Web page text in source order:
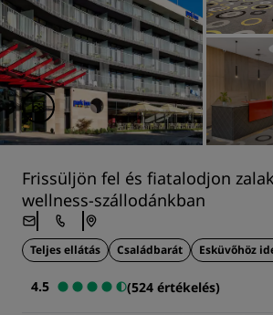
Frissüljön fel és fiatalodjon
wellness-szállodánkban
Teljes ellátás Családbarát Esküvőhöz
4.5
(524 értékelés)